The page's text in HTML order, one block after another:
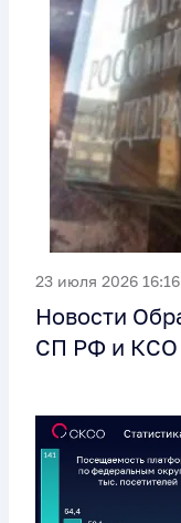
23 июля 2026 16:16
Новости
СП РФ и КСО